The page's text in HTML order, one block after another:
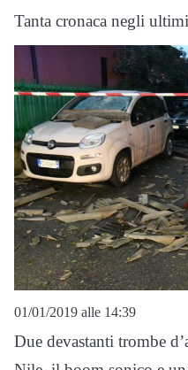
Tanta cronaca negli
01/01/2019 alle 14:39
Due devastanti trombe